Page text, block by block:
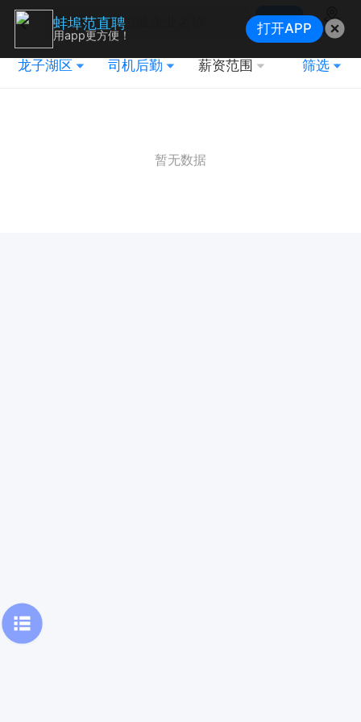
搜索
地图
龙子湖区 司机后勤 薪资范围 筛选
暂无数据
蚌埠范直聘
用app更方便！ 打开APP